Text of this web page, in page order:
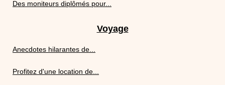
Des moniteurs diplômés pour...
Voyage
Anecdotes hilarantes de...
Profitez d'une location de...